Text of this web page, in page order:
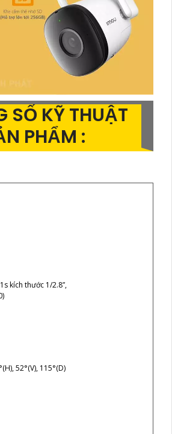
SỐ KỸ THUẬT
PHẨM :
kích thước 1/2.8”,
52°(V), 115°(D)